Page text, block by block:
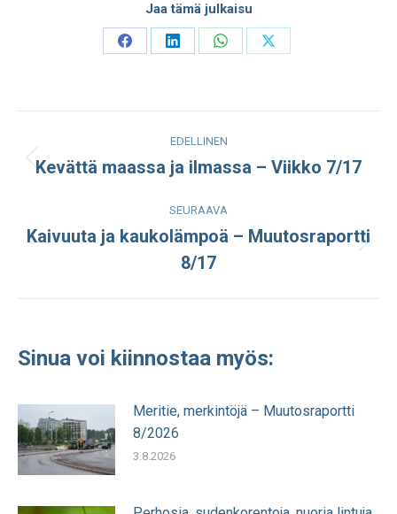
Jaa tämä julkaisu
Share
Share
Share
Share
navigation
EDELLINEN
Edellinen
Kevättä maassa ja ilmassa – Viikko 7/17
SEURAAVA
Seuraava
julkaisu:
Kaivuuta ja kaukolämpoä – Muutosraportti
8/17
Sinua voi kiinnostaa myös:
Meritie, merkintöjä – Muutosraportti
8/2026
3.8.2026